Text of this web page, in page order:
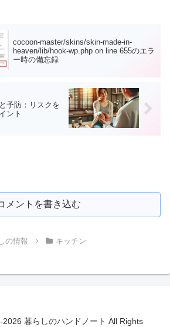
cocoon-master/skins/skin-made-in-
heaven/lib/hook-wp.php on line 655のエラ
ー時の備忘録
予防：リスクを
ント
メントを書き込む
の情報 キッチン
暮らしのハンドノート All Rights